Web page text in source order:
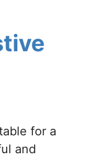
for a
and